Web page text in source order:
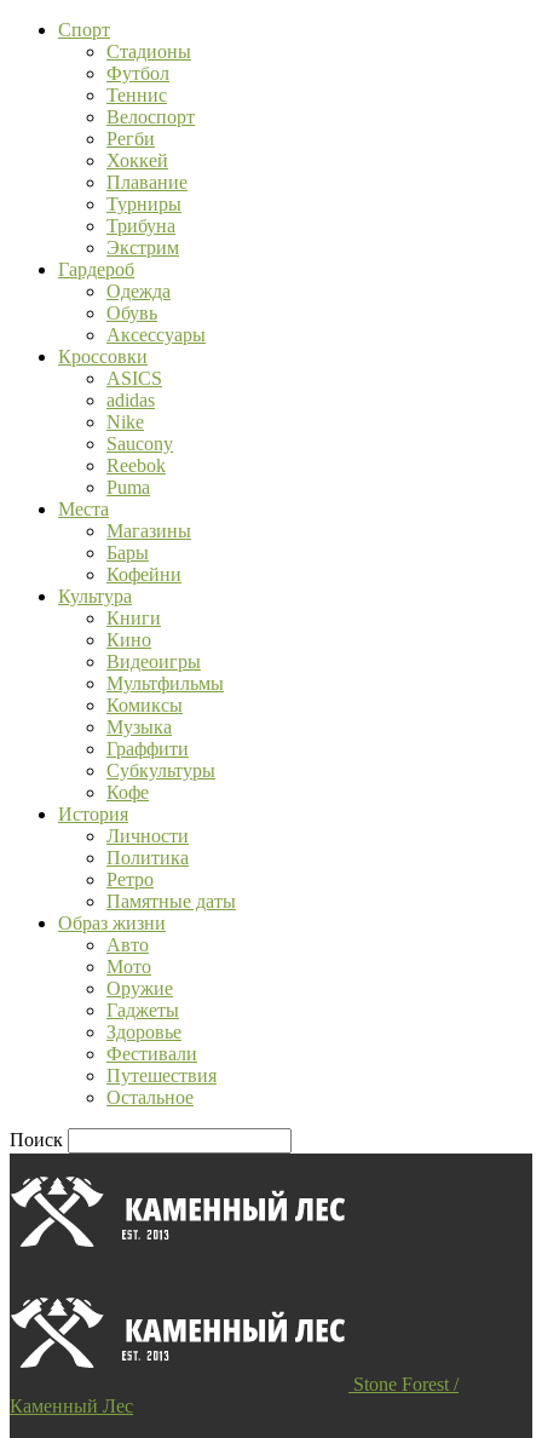
Спорт
Стадионы
Футбол
Теннис
Велоспорт
Регби
Хоккей
Плавание
Турниры
Трибуна
Экстрим
Гардероб
Одежда
Обувь
Аксессуары
Кроссовки
ASICS
adidas
Nike
Saucony
Reebok
Puma
Места
Магазины
Бары
Кофейни
Культура
Книги
Кино
Видеоигры
Мультфильмы
Комиксы
Музыка
Граффити
Субкультуры
Кофе
История
Личности
Политика
Ретро
Памятные даты
Образ жизни
Авто
Мото
Оружие
Гаджеты
Здоровье
Фестивали
Путешествия
Остальное
Поиск
Stone Forest /
Каменный Лес